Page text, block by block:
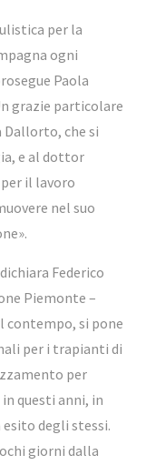
per la
ogni
Paola
grazie particolare
che si
e al dottor
il lavoro
nel suo
Federico
Piemonte –
contempo, si pone
per i trapianti di
per
questi anni, in
degli stessi.
giorni dalla